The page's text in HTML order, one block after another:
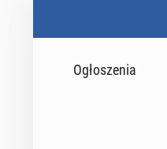
Ogłoszenia